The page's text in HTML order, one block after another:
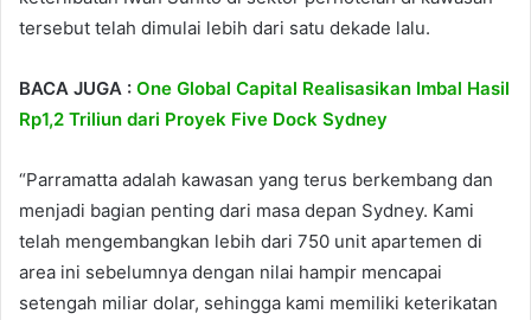
tersebut telah dimulai lebih dari satu dekade lalu.
BACA JUGA : One Global Capital Realisasikan Imbal Hasil
Rp1,2 Triliun dari Proyek Five Dock Sydney
“Parramatta adalah kawasan yang terus berkembang dan
menjadi bagian penting dari masa depan Sydney. Kami
telah mengembangkan lebih dari 750 unit apartemen di
area ini sebelumnya dengan nilai hampir mencapai
setengah miliar dolar, sehingga kami memiliki keterikatan